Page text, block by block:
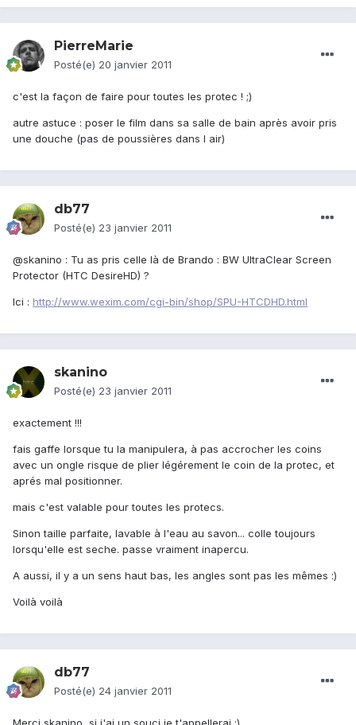
PierreMarie
Posté(e) 20 janvier 2011
c'est la façon de faire pour toutes les protec ! ;)
autre astuce : poser le film dans sa salle de bain après avoir pris
une douche (pas de poussières dans l air)
db77
Posté(e) 23 janvier 2011
@skanino : Tu as pris celle là de Brando : BW UltraClear Screen
Protector (HTC DesireHD) ?
Ici : http://www.wexim.com/cgi-bin/shop/SPU-HTCDHD.html
skanino
Posté(e) 23 janvier 2011
exactement !!!
fais gaffe lorsque tu la manipulera, à pas accrocher les coins
avec un ongle risque de plier légérement le coin de la protec, et
aprés mal positionner.
mais c'est valable pour toutes les protecs.
Sinon taille parfaite, lavable à l'eau au savon... colle toujours
lorsqu'elle est seche. passe vraiment inapercu.
A aussi, il y a un sens haut bas, les angles sont pas les mêmes :)
Voilà voilà
db77
Posté(e) 24 janvier 2011